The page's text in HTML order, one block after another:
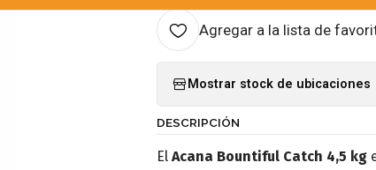
Agregar a la lista de
Mostrar stock de ubicaciones
DESCRIPCIÓN
El Acana Bountiful Catch 4,5 kg